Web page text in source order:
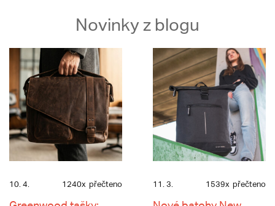
Novinky z blogu
10. 4. 1240x přečteno 11. 3. 1539x přečteno